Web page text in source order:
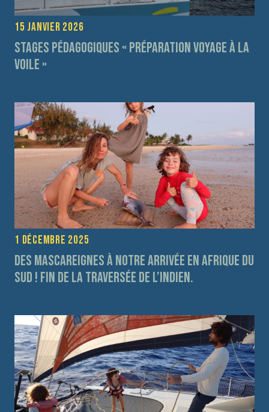
15 janvier 2026
Stages pédagogiques « préparation voyage à la
voile »
1 décembre 2025
Des Mascareignes à notre arrivée en Afrique du
Sud ! fin de la traversée de l’Indien.